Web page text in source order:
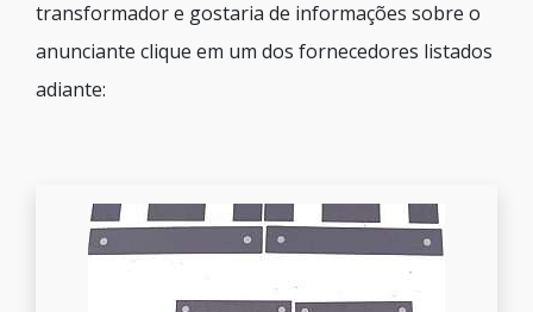
transformador e gostaria de informações sobre o
anunciante clique em um dos fornecedores listados
adiante: